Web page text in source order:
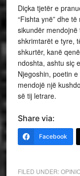
Diçka tjetër e
“Fishta ynë” dhe
sikundër
shkrimtarët e tyre,
shkurtër, kanë
ndoshta, ashtu siç
Njegoshin, poetin
mendojë një
së tij letrare.
Share via:
Facebook
FILED UNDER: